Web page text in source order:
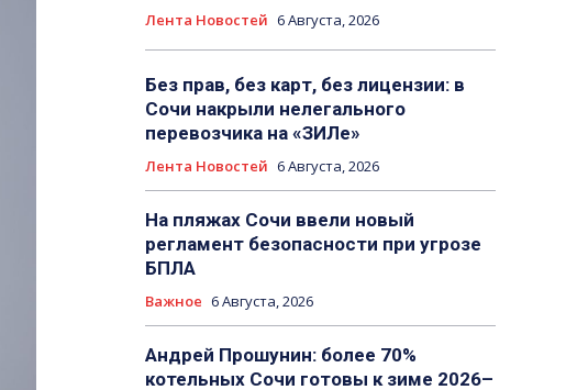
Лента Новостей 6 Августа, 2026
Без прав, без карт, без лицензии: в
Сочи накрыли нелегального
перевозчика на «ЗИЛе»
Лента Новостей 6 Августа, 2026
На пляжах Сочи ввели новый
регламент безопасности при угрозе
БПЛА
Важное 6 Августа, 2026
Андрей Прошунин: более 70%
котельных Сочи готовы к зиме 2026–